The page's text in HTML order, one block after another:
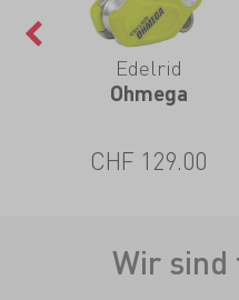
Edelrid
Ohmega
CHF 129.00
Wir sind